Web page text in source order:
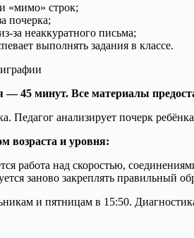
«мимо» строк;
почерка;
за неаккуратного письма;
выполнять задания в классе.
— 45 минут. Все материалы
Педагог анализирует почерк
возраста и уровня:
работа над скоростью,
заново закреплять правильный
и пятницам в 15:50.